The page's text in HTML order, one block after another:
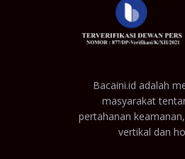
Bacaini.id adalah
masyarakat
pertahanan
vertikal dan